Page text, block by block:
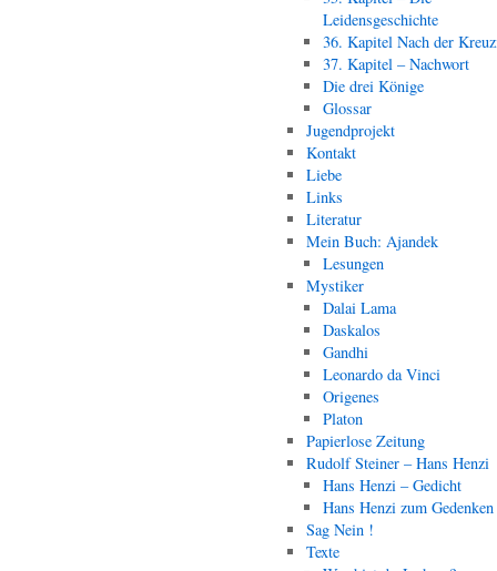
Leidensgeschichte
36. Kapitel Nach der
37. Kapitel – Nachwort
Die drei Könige
Glossar
Jugendprojekt
Kontakt
Liebe
Links
Literatur
Mein Buch: Ajandek
Lesungen
Mystiker
Dalai Lama
Daskalos
Gandhi
Leonardo da Vinci
Origenes
Platon
Papierlose Zeitung
Rudolf Steiner – Hans Henzi
Hans Henzi – Gedicht
Hans Henzi zum Gedenken
Sag Nein !
Texte